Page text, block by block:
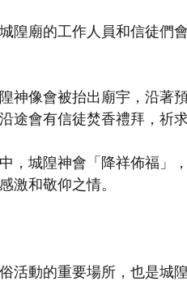
隍廟的工作人員和信徒們
神像會被抬出廟宇，沿著
途會有信徒焚香禮拜，祈
，城隍神會「降祥佈福」
激和敬仰之情。
活動的重要場所，也是城